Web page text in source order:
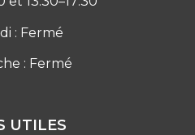
: Fermé
: Fermé
UTILES